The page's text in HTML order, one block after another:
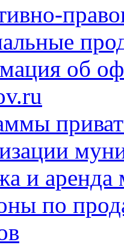
об
и аренда
по